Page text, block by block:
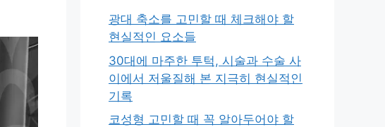
광대 축소를 고민할 때 체크해야 할
현실적인 요소들
30대에 마주한 투턱, 시술과 수술 사
이에서 저울질해 본 지극히 현실적인
기록
코성형 고민할 때 꼭 알아두어야 할